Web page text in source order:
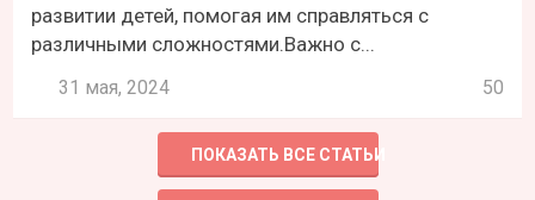
развитии детей, помогая им справляться с
различными сложностями.Важно с...
31 мая, 2024 50
ПОКАЗАТЬ ВСЕ СТАТЬИ